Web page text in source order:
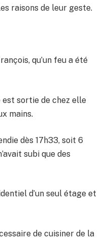
raisons de leur geste.
qu’un feu a été
sortie de chez elle
mains.
dès 17h33, soit 6
subi que des
d’un seul étage et
de cuisiner de la